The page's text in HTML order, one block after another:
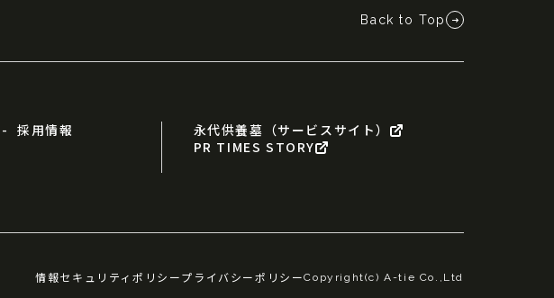
Back to Top
採用情報
永代供養墓（サービスサイト）
PR TIMES STORY
情報セキュリティポリシープライバシーポリシーCopyright(c) A-tie Co.,Ltd